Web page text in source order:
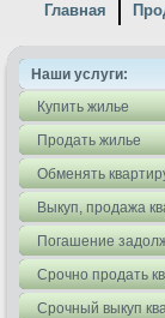
Главная
Наши услуги:
Купить жилье
Продать жилье
Обменять
Выкуп, продажа
Погашение
Срочно продать
Срочный выкуп